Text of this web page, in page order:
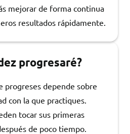
mejorar de forma continua
resultados rápidamente.
progresaré?
progreses depende sobre
con la que practiques.
tocar sus primeras
de poco tiempo.